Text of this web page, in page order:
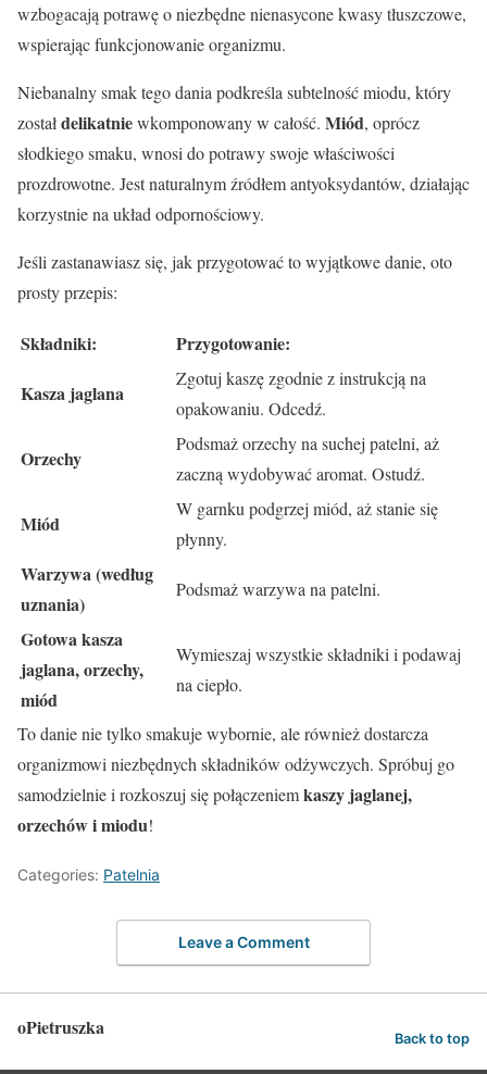
wzbogacają potrawę o niezbędne nienasycone kwasy tłuszczowe,
wspierając funkcjonowanie organizmu.
Niebanalny smak tego dania podkreśla subtelność miodu, który
zostałdelikatniewkomponowany w całość. Miód, oprócz
słodkiego smaku, wnosi do potrawy swoje właściwości
prozdrowotne. Jest naturalnym źródłem antyoksydantów, działając
korzystnie na układ odpornościowy.
Jeśli zastanawiasz się, jak przygotować to wyjątkowe danie, oto
prosty przepis:
Składniki:
Przygotowanie:
Kasza jaglana
Zgotuj kaszę zgodnie z instrukcją na
opakowaniu. Odcedź.
Orzechy
Podsmaż orzechy na suchej patelni, aż
zaczną wydobywać aromat. Ostudź.
Miód
W garnku podgrzej miód, aż stanie się
płynny.
Warzywa (według
uznania)
Podsmaż warzywa na patelni.
Gotowa kasza
jaglana, orzechy,
miód
Wymieszaj wszystkie składniki i podawaj
na ciepło.
To danie nie tylko smakuje wybornie, ale również dostarcza
organizmowi niezbędnych składników odżywczych. Spróbuj go
samodzielnie i rozkoszuj się połączeniemkaszy jaglanej,
orzechów i miodu!
Categories: Patelnia
Leave a Comment
oPietruszka Back to top